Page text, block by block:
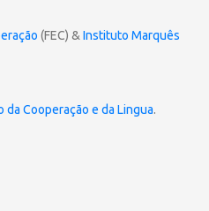
(FEC) & Instituto Marquês
da Cooperação e da Lingua.